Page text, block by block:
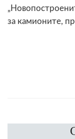
за камионите,